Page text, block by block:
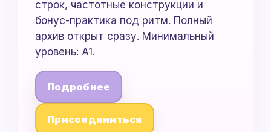
строк, частотные конструкции и
бонус-практика под ритм. Полный
архив открыт сразу. Минимальный
уровень: A1.
Подробнее
Присоединиться